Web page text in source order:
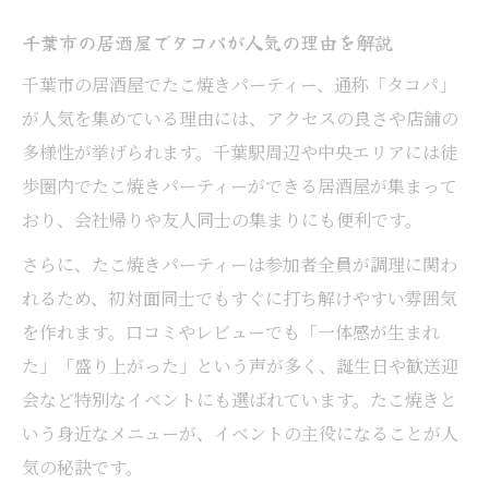
とは
セルフ焼きスタイルが人気の居酒屋パーテ
ィー体験
千葉市居酒屋でみんなで焼くタコパの楽し
み方
ィー術
居酒屋でセルフたこ焼きを成功させるコツ
貸切も可能な居酒屋でタコパ開催の秘訣
居酒屋の貸切でタコパを満喫するためのポ
イント
千葉市の居酒屋貸切でタコパを成功させる
千葉市の居酒屋でタコパが人気の理由を解説
千葉市の居酒屋でたこ焼きパーティー、通称「タコパ」
が人気を集めている理由には、アクセスの良さや店舗の
多様性が挙げられます。千葉駅周辺や中央エリアには徒
歩圏内でたこ焼きパーティーができる居酒屋が集まって
おり、会社帰りや友人同士の集まりにも便利です。
さらに、たこ焼きパーティーは参加者全員が調理に関わ
れるため、初対面同士でもすぐに打ち解けやすい雰囲気
を作れます。口コミやレビューでも「一体感が生まれ
た」「盛り上がった」という声が多く、誕生日や歓送迎
会など特別なイベントにも選ばれています。たこ焼きと
いう身近なメニューが、イベントの主役になることが人
気の秘訣です。